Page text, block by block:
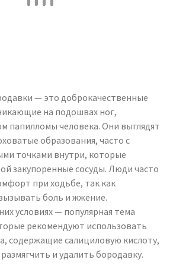
— это доброкачественные
на подошвах ног,
папилломы человека. Они выглядят
образования, часто с
точками внутри, которые
закупоренные сосуды. Люди часто
при ходьбе, так как
боль и жжение.
условиях — популярная тема
рекомендуют использовать
содержащие салициловую кислоту,
и удалить бородавку.